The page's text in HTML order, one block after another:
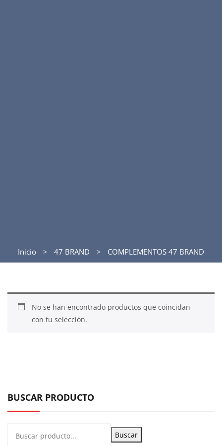
Inicio 47 BRAND COMPLEMENTOS 47 BRAND
No se han encontrado productos que coincidan
con tu selección.
BUSCAR PRODUCTO
Buscar